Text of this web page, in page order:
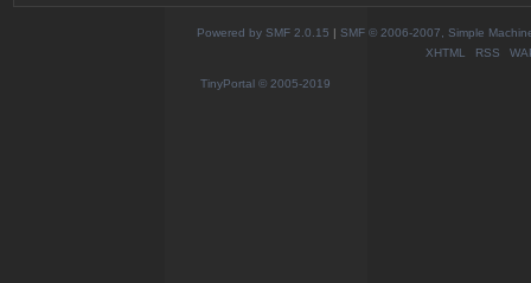
Powered by SMF 2.0.15 | SMF © 2006-2007, Simple
XHTML
RSS
TinyPortal © 2005-2019